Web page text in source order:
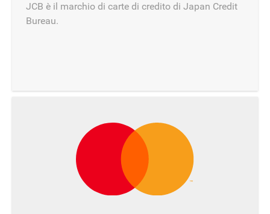
JCB è il marchio di carte di credito di Japan Credit
Bureau.